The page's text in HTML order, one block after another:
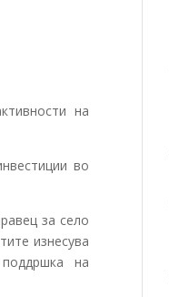
на
во
за село
изнесува
на